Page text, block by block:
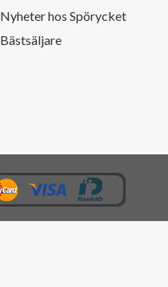
Nyheter hos Spörycket
Bästsäljare